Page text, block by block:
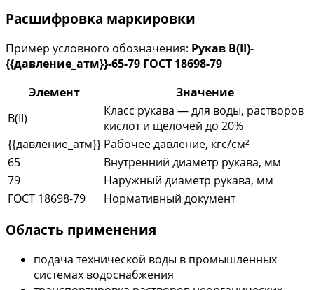
Расшифровка маркировки
Пример условного обозначения: Рукав В(II)-
{{давление_атм}}-65-79 ГОСТ 18698-79
Элемент
Значение
В(II)
Класс рукава — для воды, растворов
кислот и щелочей до 20%
{{давление_атм}} Рабочее давление, кгс/см²
65
Внутренний диаметр рукава, мм
79
Наружный диаметр рукава, мм
ГОСТ 18698-79
Нормативный документ
Область применения
подача технической воды в промышленных
системах водоснабжения